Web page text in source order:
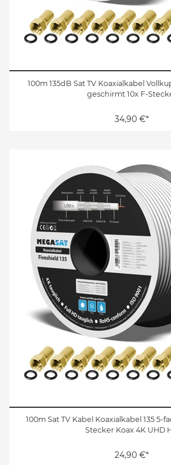
100m 135dB Sat TV Koaxialkabel
geschirmt 10x F-
34,90 €*
100m Sat TV Kabel Koaxialkabel 135 5-
Stecker Koax 4K UHD
24,90 €*